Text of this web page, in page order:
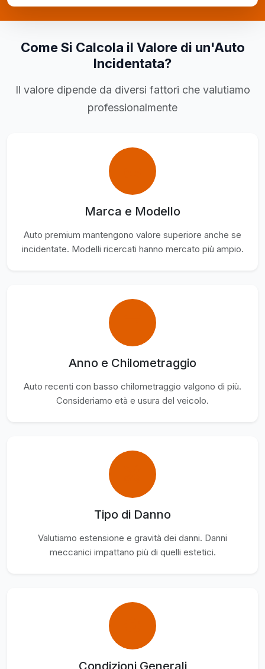
Come Si Calcola il Valore di un'Auto
Incidentata?
Il valore dipende da diversi fattori che valutiamo
professionalmente
Marca e Modello
Auto premium mantengono valore superiore anche se
incidentate. Modelli ricercati hanno mercato più ampio.
Anno e Chilometraggio
Auto recenti con basso chilometraggio valgono di più.
Consideriamo età e usura del veicolo.
Tipo di Danno
Valutiamo estensione e gravità dei danni. Danni
meccanici impattano più di quelli estetici.
Condizioni Generali